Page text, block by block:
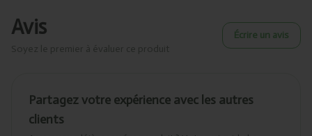
Avis Écrire un avis
Partagez votre expérience avec les autres
clients